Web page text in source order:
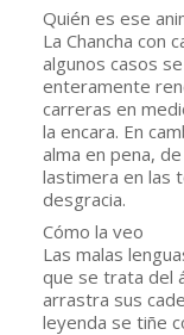
Quién es ese
La Chancha con
algunos casos
enteramente
carreras en
la encara. En
alma en pena,
lastimera en las
desgracia.
Cómo la veo
Las malas
que se trata del
arrastra sus
leyenda se tiñe